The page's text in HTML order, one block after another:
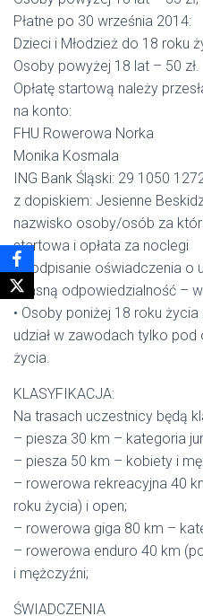
Płatne po 30 września 2014:
Dzieci i Młodzież do 18 roku
Osoby powyżej 18 lat – 50 zł.
Opłatę startową należy
na konto:
FHU Rowerowa Norka
Monika Kosmala
ING Bank Śląski: 29 1050
z dopiskiem: Jesienne
nazwisko osoby/osób za
startowa i opłata za noclegi
• Podpisanie oświadczenia o
własną odpowiedzialność –
• Osoby poniżej 18 roku
udział w zawodach tylko
życia.
KLASYFIKACJA:
Na trasach uczestnicy będą
– piesza 30 km – kategoria
– piesza 50 km – kobiety i
– rowerowa rekreacyjna 40
roku życia) i open;
– rowerowa giga 80 km –
– rowerowa enduro 40 km
i mężczyźni;
ŚWIADCZENIA